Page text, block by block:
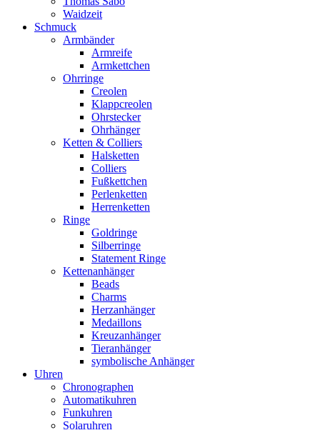
Waidzeit
Schmuck
Armbänder
Armreife
Armkettchen
Ohrringe
Creolen
Klappcreolen
Ohrstecker
Ohrhänger
Ketten & Colliers
Halsketten
Colliers
Fußkettchen
Perlenketten
Herrenketten
Ringe
Goldringe
Silberringe
Statement Ringe
Kettenanhänger
Beads
Charms
Herzanhänger
Medaillons
Kreuzanhänger
Tieranhänger
symbolische Anhänger
Uhren
Chronographen
Automatikuhren
Funkuhren
Solaruhren